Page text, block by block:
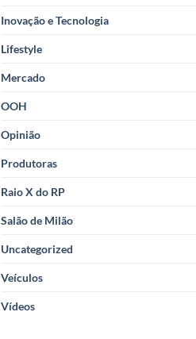
Inovação e Tecnologia
Lifestyle
Mercado
OOH
Opinião
Produtoras
Raio X do RP
Salão de Milão
Uncategorized
Veículos
Vídeos